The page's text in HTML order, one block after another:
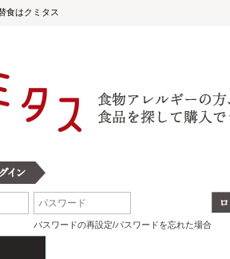
食はクミタス
パスワードの再設定/パスワードを忘れた場合